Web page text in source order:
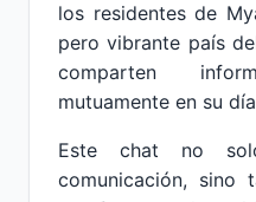
los residentes de
pero vibrante país
comparten
mutuamente en su
Este chat no
comunicación, sino